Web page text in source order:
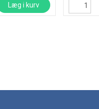
Læg i kurv